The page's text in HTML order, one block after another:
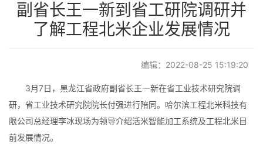
联系我们
副省长王一新到省工研院调研并
了解工程北米企业发展情况
编辑：2022-08-25 15:19:20
3月7日，黑龙江省政府副省长王一新在省工业技术研究院调
研，省工业技术研究院院长付强进行陪同。哈尔滨工程北米科技有
限公司总经理李冰现场为领导介绍活米智能加工系统及工程北米目
前发展情况。